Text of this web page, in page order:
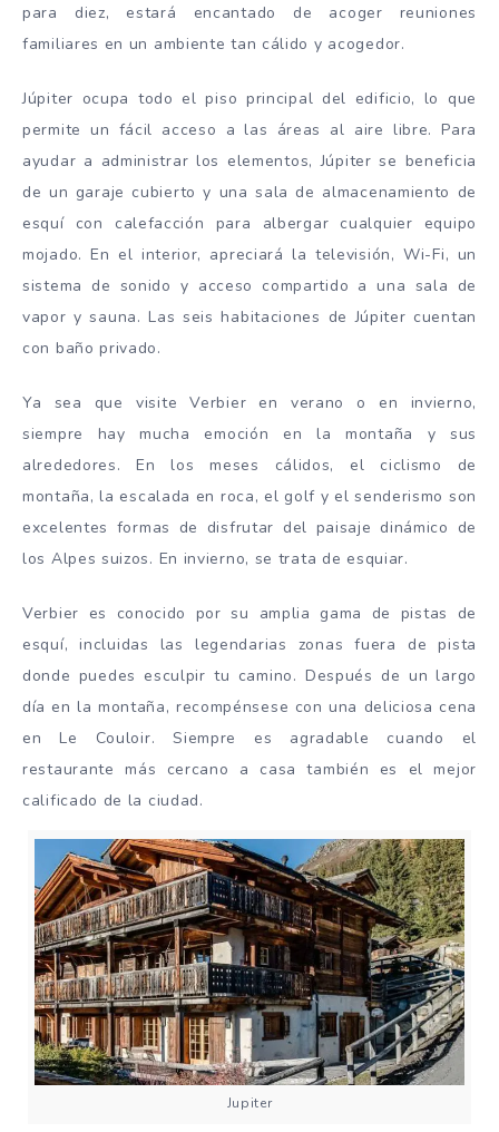
para diez, estará encantado de acoger reuniones
familiares en un ambiente tan cálido y acogedor.
Júpiter ocupa todo el piso principal del edificio, lo que
permite un fácil acceso a las áreas al aire libre. Para
ayudar a administrar los elementos, Júpiter se beneficia
de un garaje cubierto y una sala de almacenamiento de
esquí con calefacción para albergar cualquier equipo
mojado. En el interior, apreciará la televisión, Wi-Fi, un
sistema de sonido y acceso compartido a una sala de
vapor y sauna. Las seis habitaciones de Júpiter cuentan
con baño privado.
Ya sea que visite Verbier en verano o en invierno,
siempre hay mucha emoción en la montaña y sus
alrededores. En los meses cálidos, el ciclismo de
montaña, la escalada en roca, el golf y el senderismo son
excelentes formas de disfrutar del paisaje dinámico de
los Alpes suizos. En invierno, se trata de esquiar.
Verbier es conocido por su amplia gama de pistas de
esquí, incluidas las legendarias zonas fuera de pista
donde puedes esculpir tu camino. Después de un largo
día en la montaña, recompénsese con una deliciosa cena
en Le Couloir. Siempre es agradable cuando el
restaurante más cercano a casa también es el mejor
calificado de la ciudad.
Jupiter